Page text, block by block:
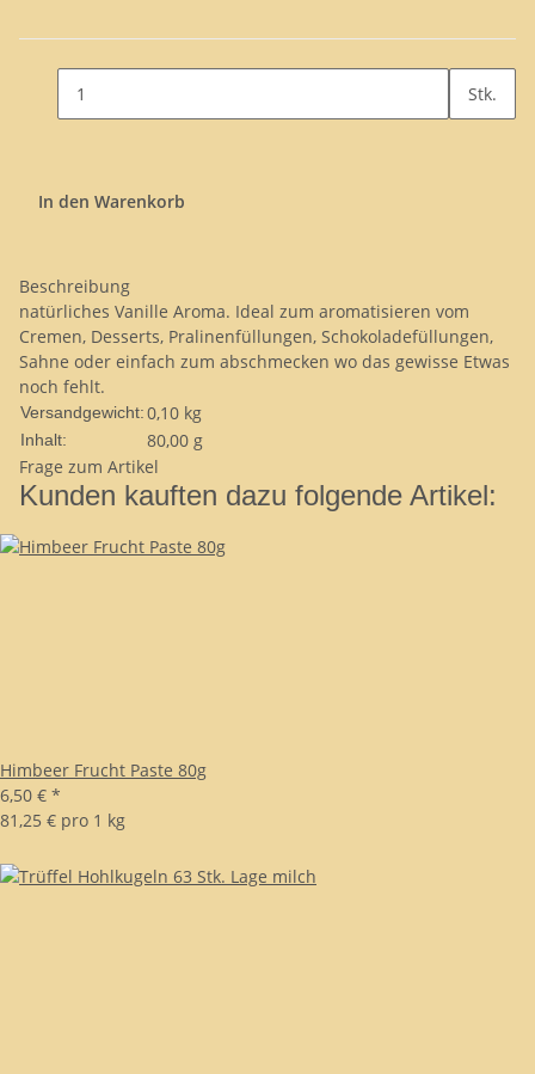
Stk.
In den Warenkorb
Beschreibung
natürliches Vanille Aroma. Ideal zum aromatisieren vom
Cremen, Desserts, Pralinenfüllungen, Schokoladefüllungen,
Sahne oder einfach zum abschmecken wo das gewisse Etwas
noch fehlt.
Versandgewicht:0,10 kg
Inhalt:
80,00 g
Frage zum Artikel
Kunden kauften dazu folgende Artikel:
Himbeer Frucht Paste 80g
6,50 € *
81,25 € pro 1 kg